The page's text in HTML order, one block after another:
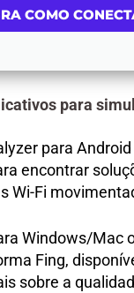
COMO
para
para
encontrar
Wi-Fi
Windows/Mac
Fing,
sobre a